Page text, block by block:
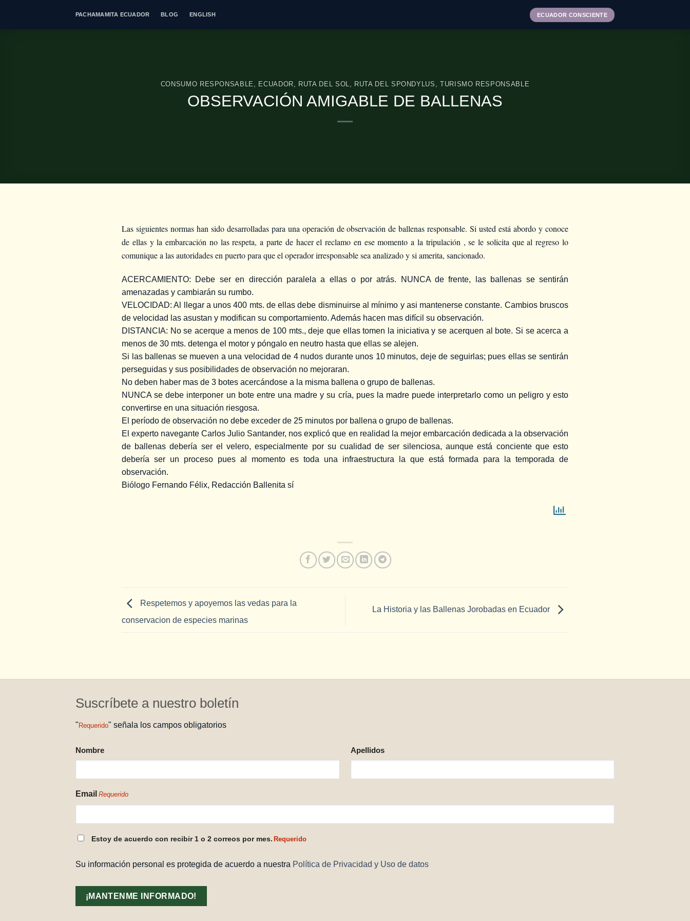
PACHAMAMITA ECUADOR BLOG ENGLISH ECUADOR CONSCIENTE
CONSUMO RESPONSABLE , ECUADOR, RUTA DEL SOL, RUTA DEL SPONDYLUS ,TURISMO RESPONSABLE
OBSERVACIÓN AMIGABLE DE BALLENAS
Las siguientes normas han sido desarrolladas para una operación de observación de ballenas responsable. Si usted está abordo y conoce
de ellas y la embarcación no las respeta, a parte de hacer el reclamo en ese momento a la tripulación , se le solicita que al regreso lo
comunique a las autoridades en puerto para que el operador irresponsable sea analizado y si amerita, sancionado.
ACERCAMIENTO: Debe ser en dirección paralela a ellas o por atrás. NUNCA de frente, las ballenas se sentirán
amenazadas y cambiarán su rumbo.
VELOCIDAD: Al llegar a unos 400 mts. de ellas debe disminuirse al mínimo y asi mantenerse constante. Cambios bruscos
de velocidad las asustan y modifican su comportamiento. Además hacen mas difícil su observación.
DISTANCIA: No se acerque a menos de 100 mts., deje que ellas tomen la iniciativa y se acerquen al bote. Si se acerca a
menos de 30 mts. detenga el motor y póngalo en neutro hasta que ellas se alejen.
Si las ballenas se mueven a una velocidad de 4 nudos durante unos 10 minutos, deje de seguirlas; pues ellas se sentirán
perseguidas y sus posibilidades de observación no mejoraran.
No deben haber mas de 3 botes acercándose a la misma ballena o grupo de ballenas.
NUNCA se debe interponer un bote entre una madre y su cría, pues la madre puede interpretarlo como un peligro y esto
convertirse en una situación riesgosa.
El período de observación no debe exceder de 25 minutos por ballena o grupo de ballenas.
El experto navegante Carlos Julio Santander, nos explicó que en realidad la mejor embarcación dedicada a la observación
de ballenas debería ser el velero, especialmente por su cualidad de ser silenciosa, aunque está conciente que esto
debería ser un proceso pues al momento es toda una infraestructura la que está formada para la temporada de
observación.
Biólogo Fernando Félix, Redacción Ballenita sí
Respetemos y apoyemos las vedas para la
conservacion de especies marinas
La Historia y las Ballenas Jorobadas en Ecuador
Suscríbete a nuestro boletín
"Requerido" señala los campos obligatorios
NOMBRE
REQUERIDO
Nombre Apellidos
Email Requerido
CONSENTIMIENTO
Estoy de acuerdo con recibir 1 o 2 correos por mes. Requerido
Su información personal es protegida de acuerdo a nuestra Política de Privacidad y Uso de datos